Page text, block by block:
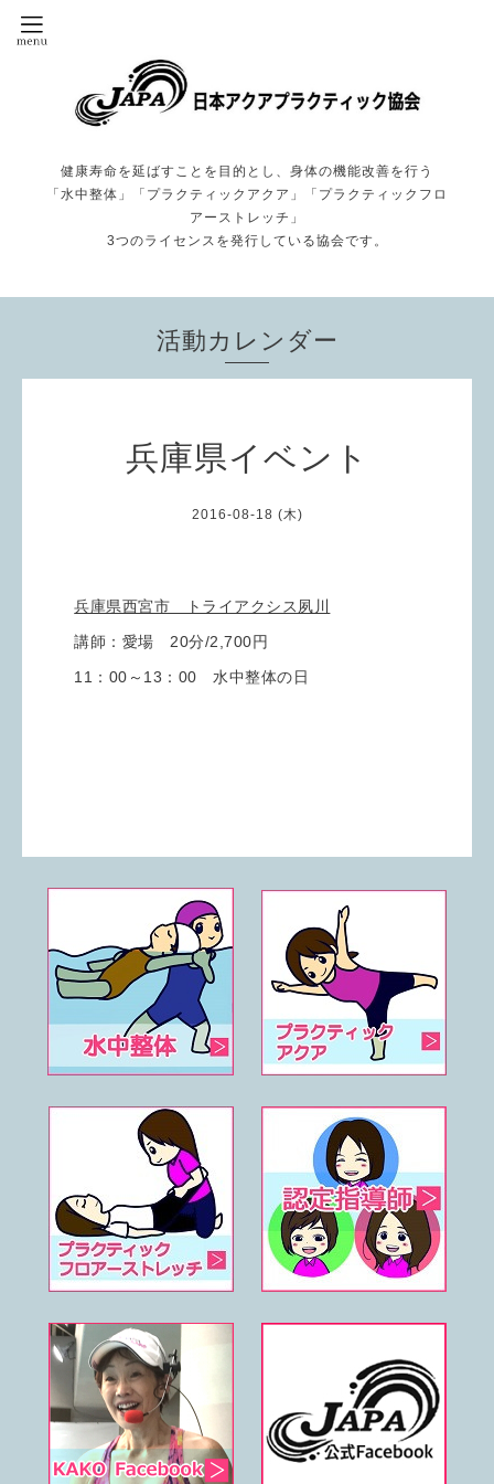
健康寿命を延ばすことを目的とし、身体の機能改善を行う
「水中整体」「プラクティックアクア」「プラクティックフロ
アーストレッチ」
3つのライセンスを発行している協会です。
活動カレンダー
兵庫県イベント
2016-08-18 (木)
兵庫県西宮市 トライアクシス夙川
講師：愛場 20分/2,700円
11：00～13：00 水中整体の日